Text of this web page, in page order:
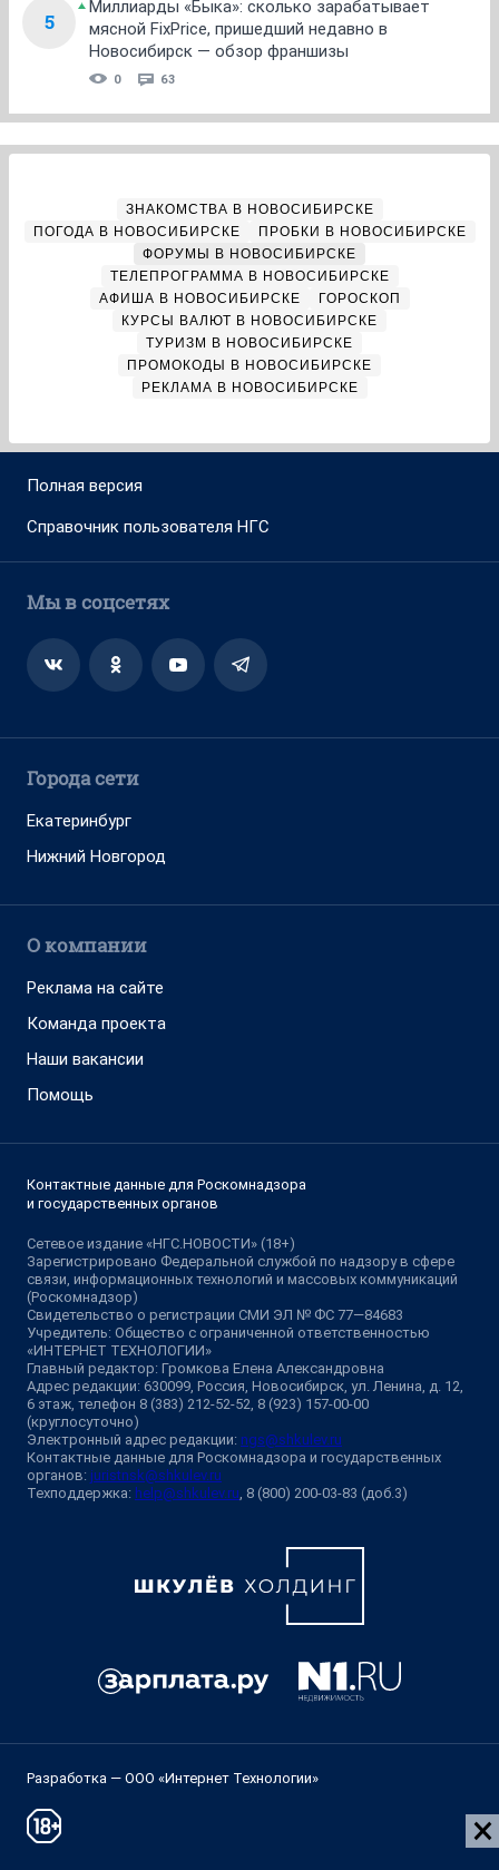
5
Миллиарды «Быка»: сколько зарабатывает
мясной FixPrice, пришедший недавно в
Новосибирск — обзор франшизы
0 63
ЗНАКОМСТВА В НОВОСИБИРСКЕ
ПОГОДА В НОВОСИБИРСКЕ
ПРОБКИ В НОВОСИБИРСКЕ
ФОРУМЫ В НОВОСИБИРСКЕ
ТЕЛЕПРОГРАММА В НОВОСИБИРСКЕ
АФИША В НОВОСИБИРСКЕ
ГОРОСКОП
КУРСЫ ВАЛЮТ В НОВОСИБИРСКЕ
ТУРИЗМ В НОВОСИБИРСКЕ
ПРОМОКОДЫ В НОВОСИБИРСКЕ
РЕКЛАМА В НОВОСИБИРСКЕ
Полная версия
Справочник пользователя НГС
Мы в соцсетях
Города сети
Екатеринбург
Нижний Новгород
О компании
Реклама на сайте
Команда проекта
Наши вакансии
Помощь
Контактные данные для Роскомнадзора
и государственных органов
Сетевое издание «НГС.НОВОСТИ» (18+)
Зарегистрировано Федеральной службой по надзору в сфере
связи, информационных технологий и массовых коммуникаций
(Роскомнадзор)
Свидетельство о регистрации СМИ ЭЛ № ФС 77—84683
Учредитель: Общество с ограниченной ответственностью
«ИНТЕРНЕТ ТЕХНОЛОГИИ»
Главный редактор: Громкова Елена Александровна
Адрес редакции: 630099, Россия, Новосибирск, ул. Ленина, д. 12,
6 этаж, телефон 8 (383) 212-52-52, 8 (923) 157-00-00
(круглосуточно)
Электронный адрес редакции: ngs@shkulev.ru
Контактные данные для Роскомнадзора и государственных
органов: juristnsk@shkulev.ru
Техподдержка: help@shkulev.ru , 8 (800) 200-03-83 (доб.3)
Разработка — ООО «Интернет Технологии»